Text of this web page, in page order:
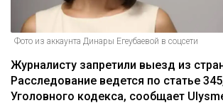
Фото из аккаунта Динары Егеубаевой в соцсети
Журналисту запретили выезд из
Расследование ведется по статье
Уголовного кодекса, сообщает